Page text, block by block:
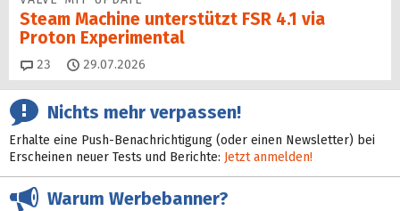
Steam Machine unterstützt FSR 4.1 via
Proton Experimental
23 Kommentare
29.07.2026
Nichts mehr verpassen!
Erhalte eine Push-Benachrichtigung (oder einen Newsletter) bei
Erscheinen neuer Tests und Berichte: Jetzt anmelden!
Warum Werbebanner?